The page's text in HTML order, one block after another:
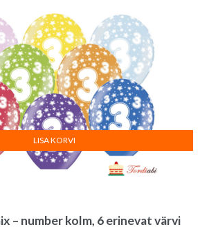
– number kolm, 6 erinevat värvi
LISA KORVI